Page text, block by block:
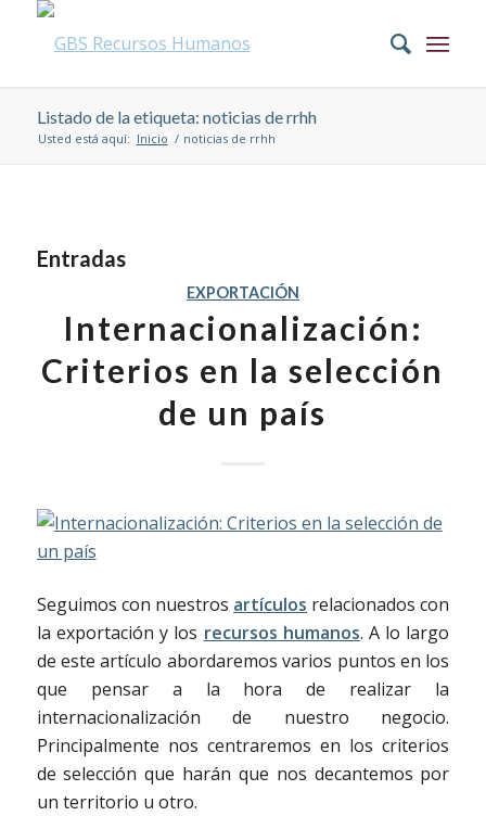
Listado de la etiqueta: noticias de rrhh
Usted está aquí: Inicio / noticias de rrhh
Entradas
EXPORTACIÓN
Internacionalización:
Criterios en la selección
de un país
Seguimos con nuestros artículos relacionados con
la exportación y los recursos humanos. A lo largo
de este artículo abordaremos varios puntos en los
que pensar a la hora de realizar la
internacionalización de nuestro negocio.
Principalmente nos centraremos en los criterios
de selección que harán que nos decantemos por
un territorio u otro.